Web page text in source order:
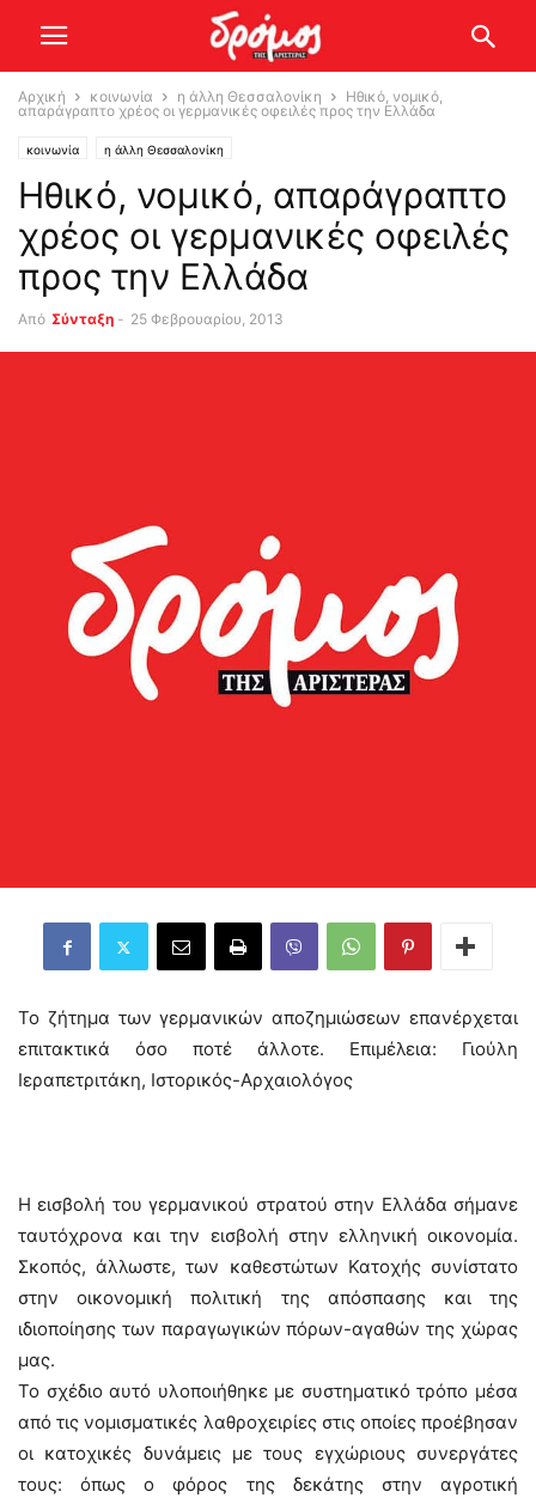
Αρχική κοινωνία η άλλη Θεσσαλονίκη
Ηθικό, νομικό,
απαράγραπτο χρέος οι γερμανικές οφειλές προς την Ελλάδα
κοινωνία η άλλη Θεσσαλονίκη
Ηθικό, νομικό, απαράγραπτο
χρέος οι γερμανικές οφειλές
προς την Ελλάδα
Από Σύνταξη - 25 Φεβρουαρίου, 2013
Το ζήτημα των γερμανικών αποζημιώσεων επανέρχεται
επιτακτικά όσο ποτέ άλλοτε. Επιμέλεια: Γιούλη
Ιεραπετριτάκη, Ιστορικός-Αρχαιολόγος
Η εισβολή του γερμανικού στρατού στην Ελλάδα σήμανε
ταυτόχρονα και την εισβολή στην ελληνική οικονομία.
Σκοπός, άλλωστε, των καθεστώτων Κατοχής συνίστατο
στην οικονομική πολιτική της απόσπασης και της
ιδιοποίησης των παραγωγικών πόρων-αγαθών της χώρας
μας.
Το σχέδιο αυτό υλοποιήθηκε με συστηματικό τρόπο μέσα
από τις νομισματικές λαθροχειρίες στις οποίες προέβησαν
οι κατοχικές δυνάμεις με τους εγχώριους συνεργάτες
τους: όπως ο φόρος της δεκάτης στην αγροτική